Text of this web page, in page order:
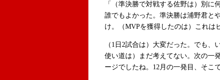
「（準決勝で対戦する佐野は）別
誰でもよかった。準決勝は浦野君と
け。（MVPを獲得したのは）これは
（1日2試合は）大変だった。でも
使い道は）まだ考えてない。次の一
ージでしたね。12月の一発目、そこ